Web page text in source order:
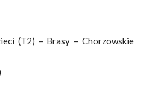
(T2) – Brasy – Chorzowskie